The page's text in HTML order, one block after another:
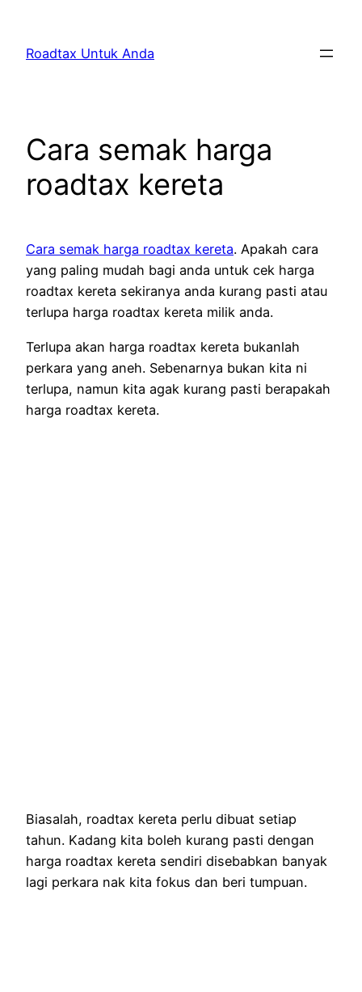
content
Roadtax Untuk Anda
Cara semak harga
roadtax kereta
Cara semak harga roadtax kereta. Apakah cara
yang paling mudah bagi anda untuk cek harga
roadtax kereta sekiranya anda kurang pasti atau
terlupa harga roadtax kereta milik anda.
Terlupa akan harga roadtax kereta bukanlah
perkara yang aneh. Sebenarnya bukan kita ni
terlupa, namun kita agak kurang pasti berapakah
harga roadtax kereta.
Biasalah, roadtax kereta perlu dibuat setiap
tahun. Kadang kita boleh kurang pasti dengan
harga roadtax kereta sendiri disebabkan banyak
lagi perkara nak kita fokus dan beri tumpuan.